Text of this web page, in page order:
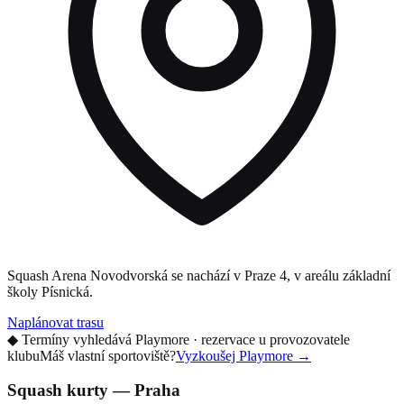
Squash Arena Novodvorská se nachází v Praze 4, v areálu základní
školy Písnická.
Naplánovat trasu
◆ Termíny vyhledává Playmore · rezervace u provozovatele
klubuMáš vlastní sportoviště?Vyzkoušej Playmore →
Squash kurty — Praha